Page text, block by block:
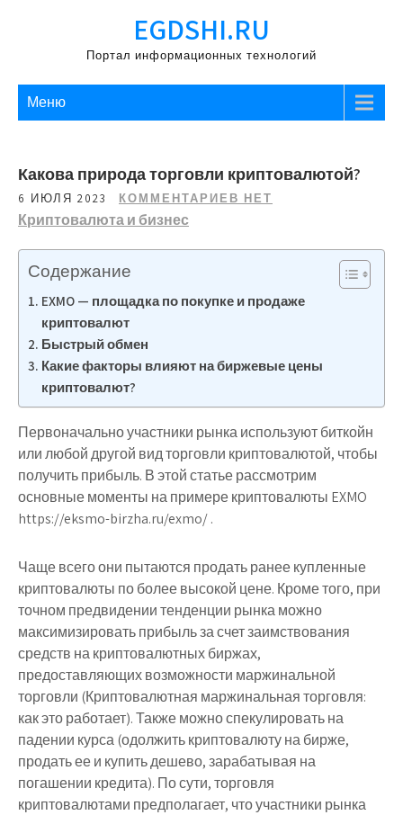
содержимому
EGDSHI.RU
Портал информационных технологий
Меню
Какова природа торговли криптовалютой?
6 ИЮЛЯ 2023 КОММЕНТАРИЕВ НЕТ
Криптовалюта и бизнес
Содержание
EXMO — площадка по покупке и продаже
криптовалют
Быстрый обмен
Какие факторы влияют на биржевые цены
криптовалют?
Первоначально участники рынка используют биткойн
или любой другой вид торговли криптовалютой, чтобы
получить прибыль. В этой статье рассмотрим
основные моменты на примере криптовалюты EXMO
https://eksmo-birzha.ru/exmo/ .
Чаще всего они пытаются продать ранее купленные
криптовалюты по более высокой цене. Кроме того, при
точном предвидении тенденции рынка можно
максимизировать прибыль за счет заимствования
средств на криптовалютных биржах,
предоставляющих возможности маржинальной
торговли (Криптовалютная маржинальная торговля:
как это работает). Также можно спекулировать на
падении курса (одолжить криптовалюту на бирже,
продать ее и купить дешево, зарабатывая на
погашении кредита). По сути, торговля
криптовалютами предполагает, что участники рынка